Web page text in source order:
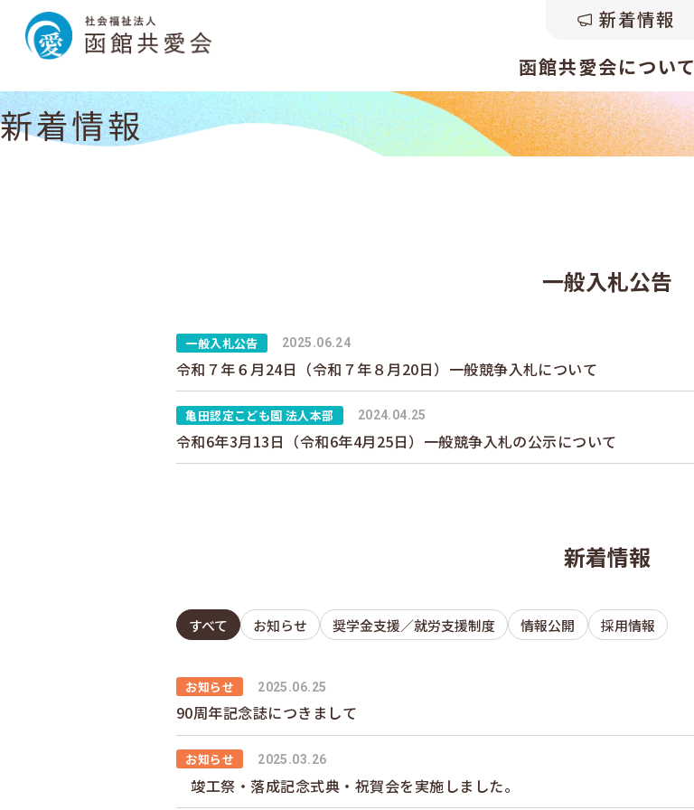
新着情報
函館共愛会について
新着情報
一般入札公告
一般入札公告 2025.06.24
令和７年６月24日（令和７年８月20日）一般競争入札について
亀田認定こども園 法人本部 2024.04.25
令和6年3月13日（令和6年4月25日）一般競争入札の公示について
新着情報
すべて お知らせ 奨学金支援／就労支援制度 情報公開 採用情報
お知らせ 2025.06.25
90周年記念誌につきまして
お知らせ 2025.03.26
竣工祭・落成記念式典・祝賀会を実施しました。